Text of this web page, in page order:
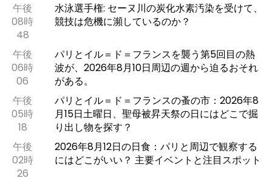
午後
08時
48
水泳選手権: セーヌ川の炭化水素汚染を受けて、
競技は危機に瀕しているのか？
午後
06時
06
パリとイル＝ド＝フランスを襲う第5回目の熱
波が、2026年8月10日周辺の週から迫るおそれ
がある。
午後
05時
18
パリとイル＝ド＝フランスの蚤の市：2026年8
月15日土曜日、聖母被昇天祭の日にはどこで掘
り出し物を探す？
午後
02時
26
2026年8月12日の日食：パリと周辺で観察する
にはどこがいい？ 主要イベントと注目スポット